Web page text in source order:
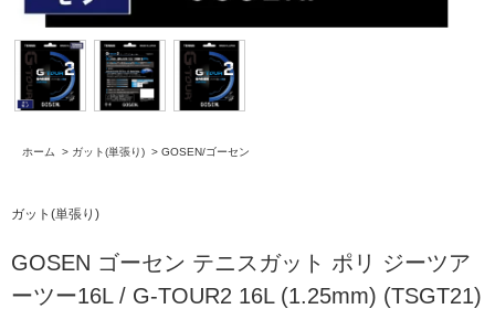
ホーム > ガット(単張り) > GOSEN/ゴーセン
ガット(単張り)
GOSEN ゴーセン テニスガット ポリ ジーツア
ーツー16L / G-TOUR2 16L (1.25mm) (TSGT21)